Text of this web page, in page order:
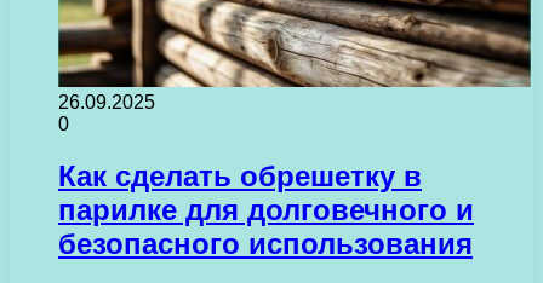
26.09.2025
0
Как сделать обрешетку в
парилке для долговечного и
безопасного использования